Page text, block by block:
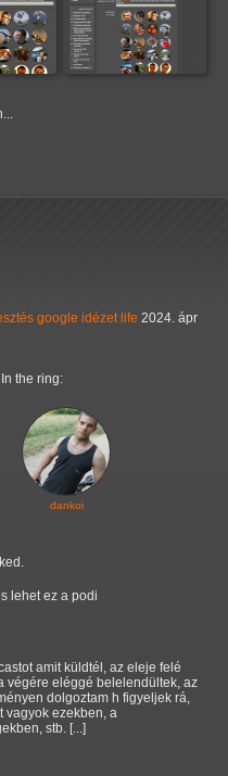
google idézet life 2024. ápr
the ring:
dankoi
lehet ez a podi
amit küldtél, az eleje felé
végére eléggé belelendültek, az
dolgoztam h figyeljek rá,
vagyok ezekben, a
stb. [...]